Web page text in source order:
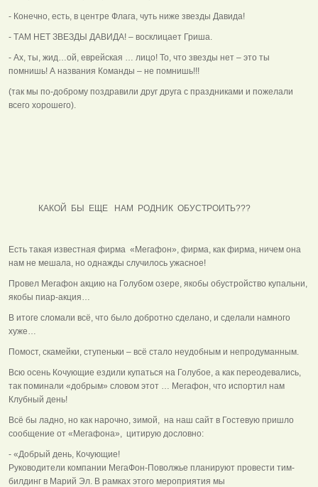
- Конечно, есть, в центре Флага, чуть ниже звезды Давида!
- ТАМ НЕТ ЗВЕЗДЫ ДАВИДА! – восклицает Гриша.
- Ах, ты, жид…ой, еврейская … лицо! То, что звезды нет – это ты
помнишь! А названия Команды – не помнишь!!!
(так мы по-доброму поздравили друг друга с праздниками и пожелали
всего хорошего).
КАКОЙ БЫ ЕЩЕ НАМ РОДНИК ОБУСТРОИТЬ???
Есть такая известная фирма «Мегафон», фирма, как фирма, ничем она
нам не мешала, но однажды случилось ужасное!
Провел Мегафон акцию на Голубом озере, якобы обустройство купальни,
якобы пиар-акция…
В итоге сломали всё, что было добротно сделано, и сделали намного
хуже…
Помост, скамейки, ступеньки – всё стало неудобным и непродуманным.
Всю осень Кочующие ездили купаться на Голубое, а как переодевались,
так поминали «добрым» словом этот … Мегафон, что испортил нам
Клубный день!
Всё бы ладно, но как нарочно, зимой, на наш сайт в Гостевую пришло
сообщение от «Мегафона», цитирую дословно:
- «Добрый день, Кочующие!
Руководители компании МегаФон-Поволжье планируют провести тим-
билдинг в Марий Эл. В рамках этого мероприятия мы